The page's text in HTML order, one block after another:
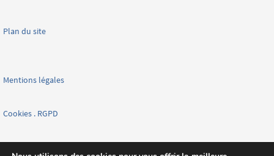
Plan du site
Mentions légales
Cookies . RGPD